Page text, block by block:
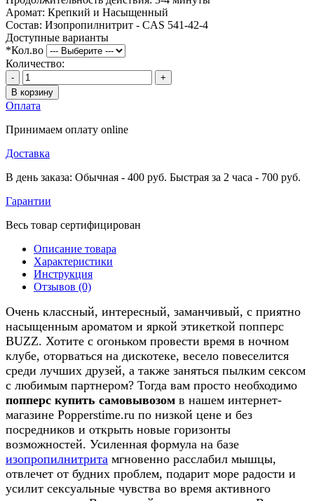
Аромат: Крепкий и Насыщенный
Состав: Изопропилнитрит - CAS 541-42-4
Доступные варианты
*Кол.во
Количество:
-
+
В корзину
Оплата
Принимаем оплату online
Доставка
В день заказа: Обычная - 400 руб. Быстрая за 2 часа - 700 руб.
Гарантии
Весь товар сертифицирован
Описание товара
Характеристики
Инструкция
Отзывов (0)
Очень классный, интересный, заманчивый, с приятно
насыщенным ароматом и яркой этикеткой попперс
BUZZ. Хотите с огоньком провести время в ночном
клубе, оторваться на дискотеке, весело повеселится
среди лучших друзей, а также заняться пылким сексом
с любимым партнером? Тогда вам просто необходимо
попперс купить самовывозом в нашем интернет-
магазине Popperstime.ru по низкой цене и без
посредников и открыть новые горизонты
возможностей. Усиленная формула на базе
изопропилнитрита мгновенно расслабил мышцы,
отвлечет от будних проблем, подарит море радости и
усилит сексуальные чувства во время активного